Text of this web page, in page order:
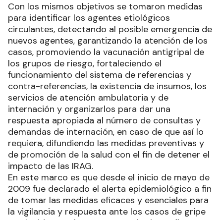
Con los mismos objetivos se tomaron medidas
para identificar los agentes etiológicos
circulantes, detectando al posible emergencia de
nuevos agentes, garantizando la atención de los
casos, promoviendo la vacunación antigripal de
los grupos de riesgo, fortaleciendo el
funcionamiento del sistema de referencias y
contra-referencias, la existencia de insumos, los
servicios de atención ambulatoria y de
internación y organizarlos para dar una
respuesta apropiada al número de consultas y
demandas de internación, en caso de que así lo
requiera, difundiendo las medidas preventivas y
de promoción de la salud con el fin de detener el
impacto de las IRAG.
En este marco es que desde el inicio de mayo de
2009 fue declarado el alerta epidemiológico a fin
de tomar las medidas eficaces y esenciales para
la vigilancia y respuesta ante los casos de gripe